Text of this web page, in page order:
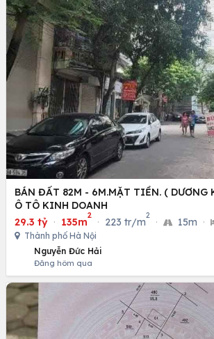
BÁN ĐẤT 82M - 6M.MẶT TIỀN. ( DƯƠNG
Ô TÔ KINH DOANH
29.3 tỷ · 135m
2
· 223 tr/m
2
· 15m ·
Thành phố Hà Nội
Nguyễn Đức Hải
Đăng hôm qua